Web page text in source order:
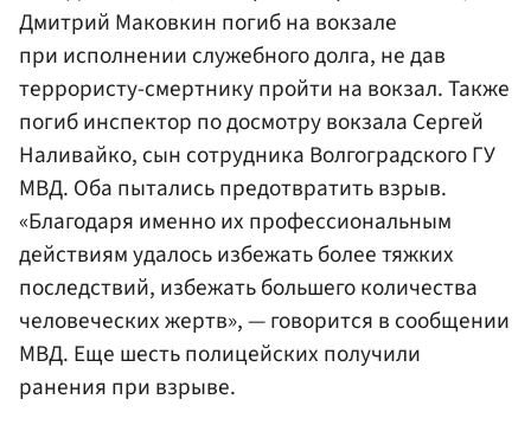
Дмитрий Маковкин погиб на вокзале
при исполнении служебного долга, не дав
террористу-смертнику пройти на вокзал. Также
погиб инспектор по досмотру вокзала Сергей
Наливайко, сын сотрудника Волгоградского ГУ
МВД. Оба пытались предотвратить взрыв.
«Благодаря именно их профессиональным
действиям удалось избежать более тяжких
последствий, избежать большего количества
человеческих жертв», — говорится в сообщении
МВД. Еще шесть полицейских получили
ранения при взрыве.